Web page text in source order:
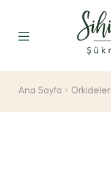
Ana Sayfa Orkideler